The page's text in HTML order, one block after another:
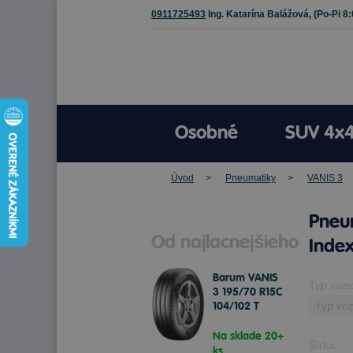
0911725493 Ing. Katarína Balážová, (Po-Pi
Osobné SUV
Úvod Pneumatiky VANIS 3
Od najlacnejšieho
Barum VANIS
3 195/70 R15C
104/102 T
Na sklade 20+
Typ
Šírka: